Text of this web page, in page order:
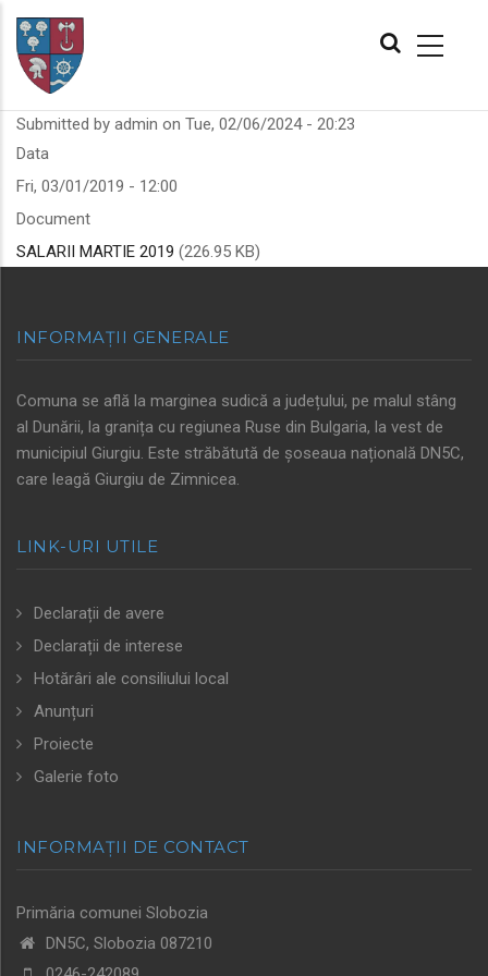
Skip
main
content
NAVIGATION
Submitted by admin on Tue, 02/06/2024 - 20:23
Data
Fri, 03/01/2019 - 12:00
Document
SALARII MARTIE 2019 (226.95 KB)
INFORMAȚII GENERALE
Comuna se află la marginea sudică a județului, pe malul stâng
al Dunării, la granița cu regiunea Ruse din Bulgaria, la vest de
municipiul Giurgiu. Este străbătută de șoseaua națională DN5C,
care leagă Giurgiu de Zimnicea.
LINK-URI UTILE
Declarații de avere
Declarații de interese
Hotărâri ale consiliului local
Anunțuri
Proiecte
Galerie foto
INFORMAȚII DE CONTACT
Primăria comunei Slobozia
DN5C, Slobozia 087210